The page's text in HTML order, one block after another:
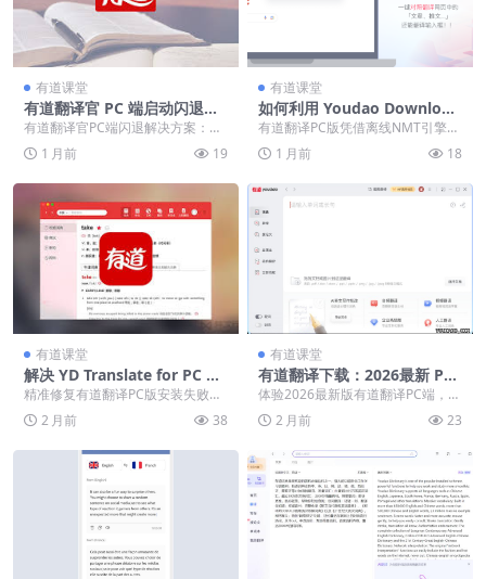
有道课堂
有道翻译官 PC 端启动闪退？3
个步骤教你快速解决
有道翻译官PC端闪退解决方案：通
过排查冲突、调整兼容权限、清理
本地缓存及修复运行...
1 月前 19
有道课堂
如何利用 Youdao Download
for PC 实现网页与离线文本免
翻翻译
有道翻译PC版凭借离线NMT引擎与
AES加密，实现在断网时极速互译
并保护商业机密...
1 月前 18
有道课堂
解决 YD Translate for PC 安
装失败与运行报错的图文教程
精准修复有道翻译PC版安装失败、
运行报错及划词失效。通过MD5校
验、补全运行库与...
2 月前 38
有道课堂
有道翻译下载：2026最新 PC
电脑版官方正版安装包
体验2026最新版有道翻译PC端，搭
载YNMT神经网络引擎与双内核架
构，深度适配...
2 月前 23